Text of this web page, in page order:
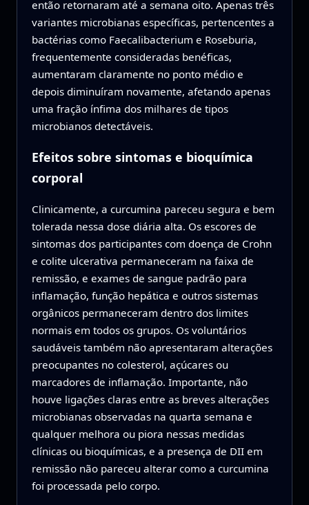
então retornaram até a semana oito. Apenas três
variantes microbianas específicas, pertencentes a
bactérias como Faecalibacterium e Roseburia,
frequentemente consideradas benéficas,
aumentaram claramente no ponto médio e
depois diminuíram novamente, afetando apenas
uma fração ínfima dos milhares de tipos
microbianos detectáveis.
Efeitos sobre sintomas e bioquímica
corporal
Clinicamente, a curcumina pareceu segura e bem
tolerada nessa dose diária alta. Os escores de
sintomas dos participantes com doença de Crohn
e colite ulcerativa permaneceram na faixa de
remissão, e exames de sangue padrão para
inflamação, função hepática e outros sistemas
orgânicos permaneceram dentro dos limites
normais em todos os grupos. Os voluntários
saudáveis também não apresentaram alterações
preocupantes no colesterol, açúcares ou
marcadores de inflamação. Importante, não
houve ligações claras entre as breves alterações
microbianas observadas na quarta semana e
qualquer melhora ou piora nessas medidas
clínicas ou bioquímicas, e a presença de DII em
remissão não pareceu alterar como a curcumina
foi processada pelo corpo.